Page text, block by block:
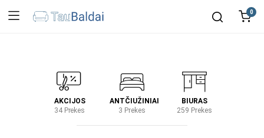
0
AKCIJOS
34 Prekes
ANTČIUŽINIAI
3 Prekes
BIURAS
259 Prekes